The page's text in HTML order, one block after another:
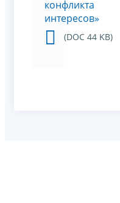
конфликта
интересов»
(DOC 44 KB)